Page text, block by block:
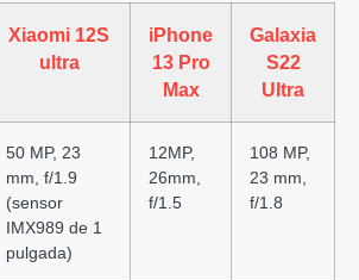
Xiaomi 12S
ultra
iPhone
13 Pro
Max
Galaxia
S22
Ultra
50 MP, 23
mm, f/1.9
(sensor
IMX989 de 1
pulgada)
12MP,
26mm,
f/1.5
108 MP,
23 mm,
f/1.8